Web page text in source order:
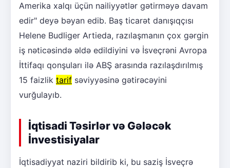
Amerika xalqı üçün nailiyyətlər gətirməyə davam
edir" deyə bəyan edib. Baş ticarət danışıqçısı
Helene Budliger Artieda, razılaşmanın çox gərgin
iş nəticəsində əldə edildiyini və İsveçrəni Avropa
İttifaqı qonşuları ilə ABŞ arasında razılaşdırılmış
15 faizlik tarif səviyyəsinə gətirəcəyini
vurğulayıb.
İqtisadi Təsirlər və Gələcək
İnvestisiyalar
İqtisadiyyat naziri bildirib ki, bu saziş İsveçrə